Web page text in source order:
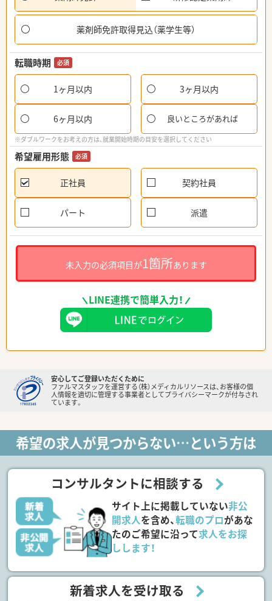
薬剤師免許取得見込（薬学生等）
転職時期 必須
1ヶ月以内 3ヶ月以内
6ヶ月以内 良いところがあれば
※ダブルワークをお考えの方は、就業開始時期の目安を選択してください
希望雇用形態 必須
正社員 契約社員
パート 派遣
未入力の必須項目が1箇所あります
LINE連携で簡単入力！
安心してご登録いただくために
ファルマスタッフを運営する（株）メディカルリソースは、お客様の個
人情報を適切に管理する事業者としてプライバシーマークが付与され
ています。
希望の求人が見つからない…という方は
コンサルタントに相談する
サイト上に掲載していない非公
開求人を含め、転職のプロがあな
たのご希望に沿って求人をお探
しします！
新着求人を受け取る